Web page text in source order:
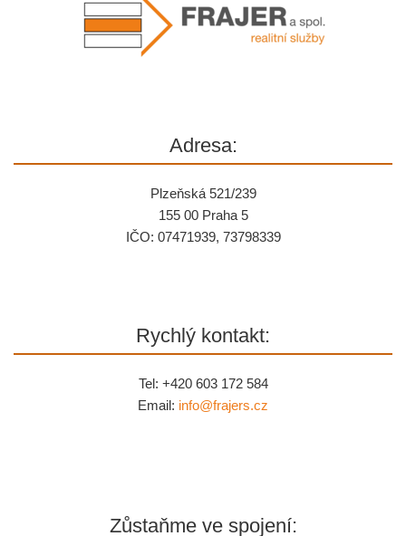
Adresa:
Plzeňská 521/239
155 00 Praha 5
IČO: 07471939, 73798339
Rychlý kontakt:
Tel: +420 603 172 584
Email: info@frajers.cz
Zůstaňme ve spojení: